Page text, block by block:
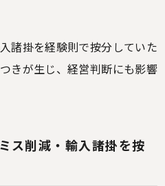
諸掛を経験則で按分していた
きが生じ、経営判断にも影響
ス削減・輸入諸掛を按